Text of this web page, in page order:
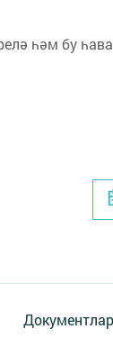
һәм бу
Документлар